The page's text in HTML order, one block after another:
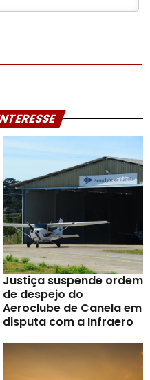
Justiça suspende ordem
de despejo do
Aeroclube de Canela em
disputa com a Infraero